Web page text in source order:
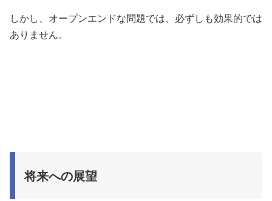
しかし、オープンエンドな問題では、必ずしも効果的では
ありません。
将来への展望